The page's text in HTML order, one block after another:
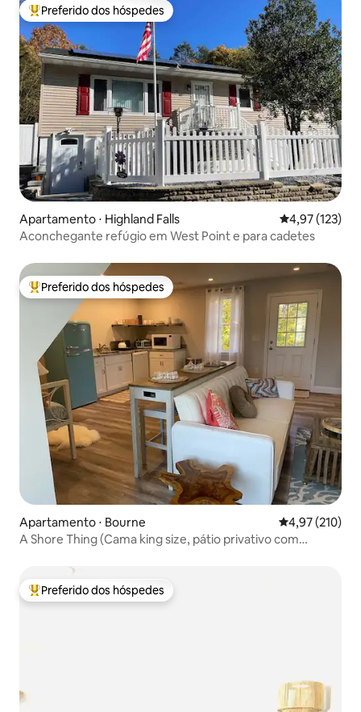
Entre os melhores preferidos dos hóspedes
Preferido dos hóspedes
Apartamento ⋅ Highland Falls 4,97 de uma
4,97 (123)
Aconchegante refúgio em West Point e para cadetes
Entre os melhores preferidos dos hóspedes
Preferido dos hóspedes
Apartamento ⋅ Bourne 4,97 de uma
4,97 (210)
A Shore Thing (Cama king size, pátio privativo com
Entre os melhores preferidos dos hóspedes
Preferido dos hóspedes